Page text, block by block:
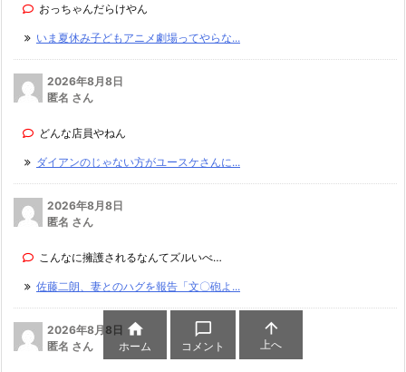
おっちゃんだらけやん
いま夏休み子どもアニメ劇場ってやらな...
2026年8月8日
匿名 さん
どんな店員やねん
ダイアンのじゃない方がユースケさんに...
2026年8月8日
匿名 さん
こんなに擁護されるなんてズルいべ…
佐藤二朗、妻とのハグを報告「文〇砲よ...
2026年8月8日
匿名 さん

ホーム

コメント

上へ